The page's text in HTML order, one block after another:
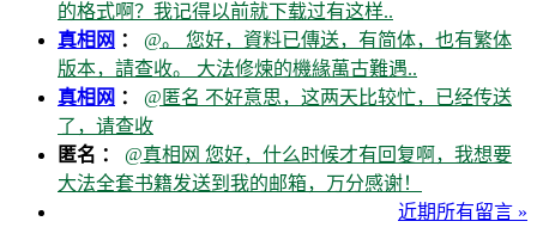
的格式啊？我记得以前就下载过有这样..
真相网 ： @。 您好，資料已傳送，有简体，也有繁体
版本，請查收。 大法修煉的機緣萬古難遇..
真相网 ： @匿名 不好意思，这两天比较忙，已经传送
了，请查收
匿名 ： @真相网 您好，什么时候才有回复啊，我想要
大法全套书籍发送到我的邮箱，万分感谢！
近期所有留言 »